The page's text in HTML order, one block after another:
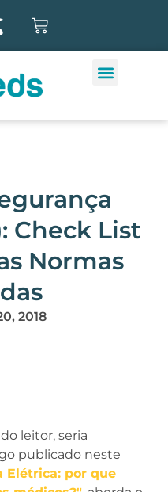
Check List
Normas
2018
leitor, seria
publicado neste
Elétrica: por que